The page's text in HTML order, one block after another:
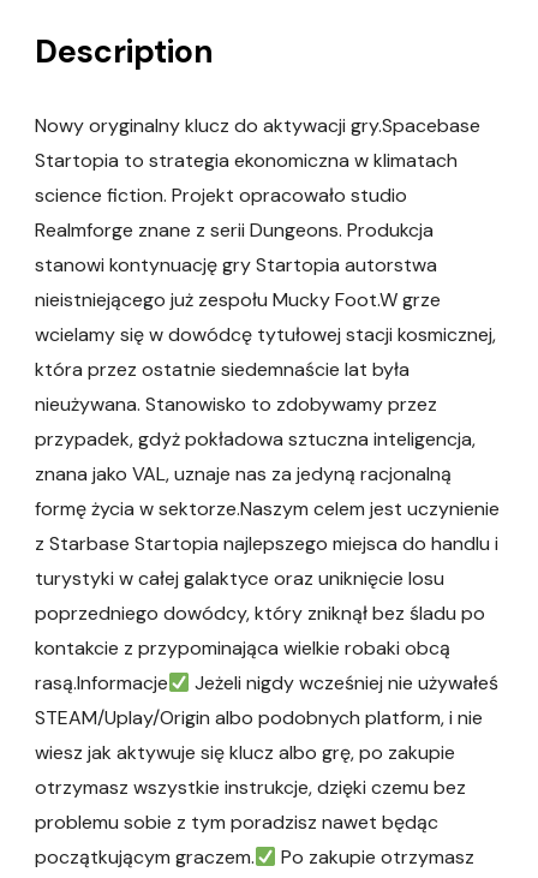
Description
Nowy oryginalny klucz do aktywacji gry.Spacebase
Startopia to strategia ekonomiczna w klimatach
science fiction. Projekt opracowało studio
Realmforge znane z serii Dungeons. Produkcja
stanowi kontynuację gry Startopia autorstwa
nieistniejącego już zespołu Mucky Foot.W grze
wcielamy się w dowódcę tytułowej stacji kosmicznej,
która przez ostatnie siedemnaście lat była
nieużywana. Stanowisko to zdobywamy przez
przypadek, gdyż pokładowa sztuczna inteligencja,
znana jako VAL, uznaje nas za jedyną racjonalną
formę życia w sektorze.Naszym celem jest uczynienie
z Starbase Startopia najlepszego miejsca do handlu i
turystyki w całej galaktyce oraz uniknięcie losu
poprzedniego dowódcy, który zniknął bez śladu po
kontakcie z przypominająca wielkie robaki obcą
rasą.Informacje
Jeżeli nigdy wcześniej nie używałeś
STEAM/Uplay/Origin albo podobnych platform, i nie
wiesz jak aktywuje się klucz albo grę, po zakupie
otrzymasz wszystkie instrukcje, dzięki czemu bez
problemu sobie z tym poradzisz nawet będąc
początkującym graczem.
Po zakupie otrzymasz